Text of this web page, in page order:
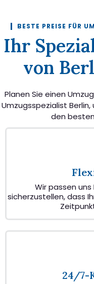
BESTE PREISE FÜR
Ihr
von
Planen Sie einen
Umzugsspezialist
den
Wir passen
sicherzustellen, dass
24/7-